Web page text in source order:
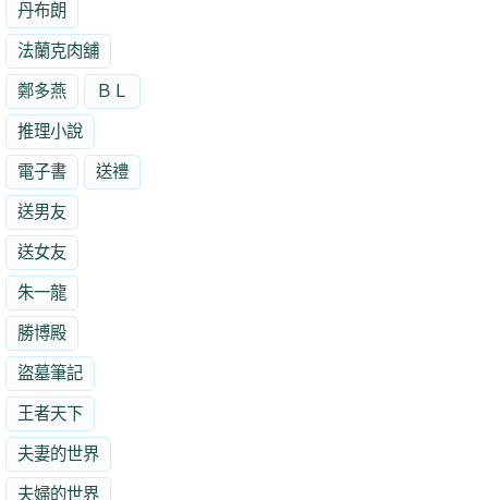
丹布朗
法蘭克肉舖
鄭多燕 ＢＬ
推理小說
電子書 送禮
送男友
送女友
朱一龍
勝博殿
盜墓筆記
王者天下
夫妻的世界
夫婦的世界